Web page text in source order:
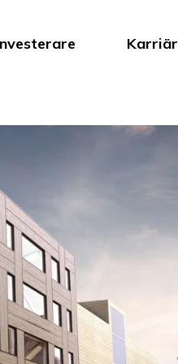
Karriär